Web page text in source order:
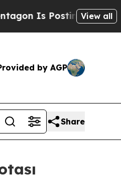
Is Posting CrypticView all
by AGP
Share